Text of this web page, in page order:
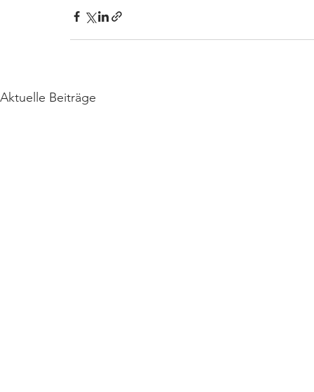
Aktuelle Beiträge